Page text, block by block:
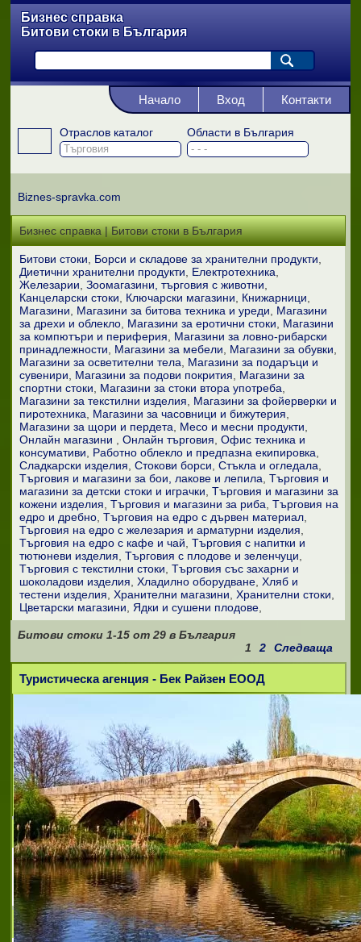
Бизнес справка
Битови стоки в България
Отраслов каталог Области в България
Начало Вход Контакти
Biznes-spravka.com
Бизнес справка | Битови стоки в България
Битови стоки
Борси и складове за хранителни продукти
Диетични хранителни продукти
Електротехника
Железарии Зоомагазини, търговия с животни
Канцеларски стоки
Ключарски магазини
Книжарници
Магазини
Магазини за битова техника и уреди
Магазини
за дрехи и облекло Магазини за еротични стоки
Магазини
за компютъри и периферия
Магазини за ловно-рибарски
принадлежности
Магазини за мебели
Магазини за обувки
Магазини за осветителни тела
Магазини за подаръци и
сувенири
Магазини за подови покрития
Магазини за
спортни стоки
Магазини за стоки втора употреба
Магазини за текстилни изделия
Магазини за фойерверки и
пиротехника
Магазини за часовници и бижутерия
Магазини за щори и пердета
Месо и месни продукти
Онлайн магазини
Онлайн търговия Офис техника и
консумативи
Работно облекло и предпазна екипировка
Сладкарски изделия Стокови борси Стъкла и огледала
Търговия и магазини за бои, лакове и лепила Търговия и
магазини за детски стоки и играчки Търговия и магазини за
кожени изделия Търговия и магазини за риба Търговия на
едро и дребно Търговия на едро с дървен материал
Търговия на едро с железария и арматурни изделия
Търговия на едро с кафе и чай Търговия с напитки и
тютюневи изделия Търговия с плодове и зеленчуци
Търговия с текстилни стоки Търговия със захарни и
шоколадови изделия Хладилно оборудване Хляб и
тестени изделия Хранителни магазини Хранителни стоки
Цветарски магазини
Ядки и сушени плодове
Битови стоки 1-15от 29в България
1
2 Следваща
Туристическа агенция - Бек Райзен ЕООД
ЕМГ ООД
Представител на CONER, BETTARI за
България
TECHNO X